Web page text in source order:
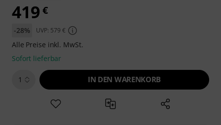
419 €
-28% UVP: 579 €
Alle Preise inkl. MwSt.
Sofort lieferbar
1 IN DEN WARENKORB